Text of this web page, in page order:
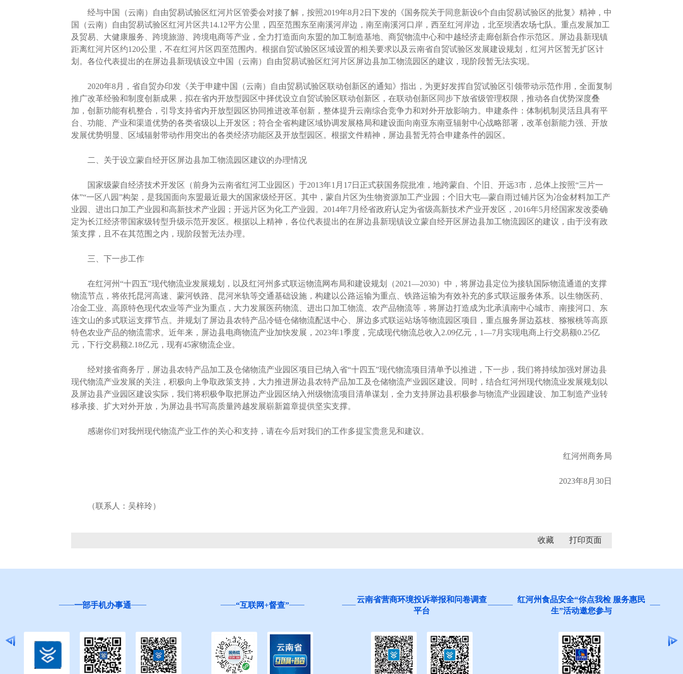
经与中国（云南）自由贸易试验区红河片区管委会对接了解，按照2019年8月2日下发的《国务院关于同意新设6个自由贸易试验区的批复》精神，中
国（云南）自由贸易试验区红河片区共14.12平方公里，四至范围东至南溪河岸边，南至南溪河口岸，西至红河岸边，北至坝洒农场七队。重点发展加工
及贸易、大健康服务、跨境旅游、跨境电商等产业，全力打造面向东盟的加工制造基地、商贸物流中心和中越经济走廊创新合作示范区。屏边县新现镇
距离红河片区约120公里，不在红河片区四至范围内。根据自贸试验区区域设置的相关要求以及云南省自贸试验区发展建设规划，红河片区暂无扩区计
划。各位代表提出的在屏边县新现镇设立中国（云南）自由贸易试验区红河片区屏边县加工物流园区的建议，现阶段暂无法实现。
2020年8月，省自贸办印发《关于申建中国（云南）自由贸易试验区联动创新区的通知》指出，为更好发挥自贸试验区引领带动示范作用，全面复制
推广改革经验和制度创新成果，拟在省内开放型园区中择优设立自贸试验区联动创新区，在联动创新区同步下放省级管理权限，推动各自优势深度叠
加，创新功能有机整合，引导支持省内开放型园区协同推进改革创新，整体提升云南综合竞争力和对外开放影响力。申建条件：体制机制灵活且具有平
台、功能、产业和渠道优势的各类省级以上开发区；符合全省构建区域协调发展格局和建设面向南亚东南亚辐射中心战略部署，改革创新能力强、开放
发展优势明显、区域辐射带动作用突出的各类经济功能区及开放型园区。根据文件精神，屏边县暂无符合申建条件的园区。
二、关于设立蒙自经开区屏边县加工物流园区建议的办理情况
国家级蒙自经济技术开发区（前身为云南省红河工业园区）于2013年1月17日正式获国务院批准，地跨蒙自、个旧、开远3市，总体上按照“三片一
体”“一区八园”构架，是我国面向东盟最近最大的国家级经开区。其中，蒙自片区为生物资源加工产业园；个旧大屯—蒙自雨过铺片区为冶金材料加工产
业园、进出口加工产业园和高新技术产业园；开远片区为化工产业园。2014年7月经省政府认定为省级高新技术产业开发区，2016年5月经国家发改委确
定为长江经济带国家级转型升级示范开发区。根据以上精神，各位代表提出的在屏边县新现镇设立蒙自经开区屏边县加工物流园区的建议，由于没有政
策支撑，且不在其范围之内，现阶段暂无法办理。
三、下一步工作
在红河州“十四五”现代物流业发展规划，以及红河州多式联运物流网布局和建设规划（2021—2030）中，将屏边县定位为接轨国际物流通道的支撑
物流节点，将依托昆河高速、蒙河铁路、昆河米轨等交通基础设施，构建以公路运输为重点、铁路运输为有效补充的多式联运服务体系。以生物医药、
冶金工业、高原特色现代农业等产业为重点，大力发展医药物流、进出口加工物流、农产品物流等，将屏边打造成为北承滇南中心城市、南接河口、东
连文山的多式联运支撑节点。并规划了屏边县农特产品冷链仓储物流配送中心、屏边多式联运站场等物流园区项目，重点服务屏边荔枝、猕猴桃等高原
特色农业产品的物流需求。近年来，屏边县电商物流产业加快发展，2023年1季度，完成现代物流总收入2.09亿元，1—7月实现电商上行交易额0.25亿
元，下行交易额2.18亿元，现有45家物流企业。
经对接省商务厅，屏边县农特产品加工及仓储物流产业园区项目已纳入省“十四五”现代物流项目清单予以推进，下一步，我们将持续加强对屏边县
现代物流产业发展的关注，积极向上争取政策支持，大力推进屏边县农特产品加工及仓储物流产业园区建设。同时，结合红河州现代物流业发展规划以
及屏边县产业园区建设实际，我们将积极争取把屏边产业园区纳入州级物流项目清单谋划，全力支持屏边县积极参与物流产业园建设、加工制造产业转
移承接、扩大对外开放，为屏边县书写高质量跨越发展崭新篇章提供坚实支撑。
感谢你们对我州现代物流产业工作的关心和支持，请在今后对我们的工作多提宝贵意见和建议。
红河州商务局
2023年8月30日
（联系人：吴梓玲）
收藏
一部手机办事通 “互联网+督查”
云南省营商环境投诉举报和问卷调查
平台
红河州食品安全“你点我检 服务惠民
生”活动邀您参与